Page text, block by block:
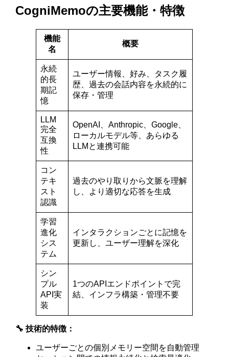
CogniMemoの主要機能・特徴
機能
名
概要
永続
的長
期記
憶
ユーザー情報、好み、タスク履
歴、過去の会話内容を永続的に
保存・管理
LLM
完全
互換
性
OpenAI、Anthropic、Google、
ローカルモデル等、あらゆる
LLMと連携可能
コン
テキ
スト
認識
過去のやり取りから文脈を理解
し、より適切な応答を生成
学習
進化
シス
テム
インタラクションごとに記憶を
更新し、ユーザー理解を深化
シン
プル
API実
装
1つのAPIエンドポイントで完
結、インフラ構築・管理不要
🔧 技術的特徴：
ユーザーごとの個別メモリー空間を自動管理